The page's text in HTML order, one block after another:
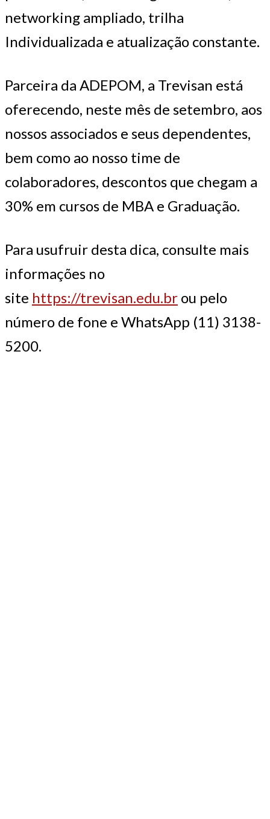
networking ampliado, trilha
Individualizada e atualização constante.
Parceira da ADEPOM, a Trevisan está
oferecendo, neste mês de setembro, aos
nossos associados e seus dependentes,
bem como ao nosso time de
colaboradores, descontos que chegam a
30% em cursos de MBA e Graduação.
Para usufruir desta dica, consulte mais
informações no
site https://trevisan.edu.br ou pelo
número de fone e WhatsApp (11) 3138-
5200.